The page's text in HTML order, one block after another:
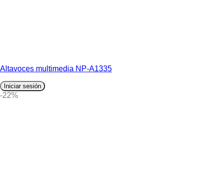
Altavoces multimedia NP-A1335
Iniciar sesión
-22%